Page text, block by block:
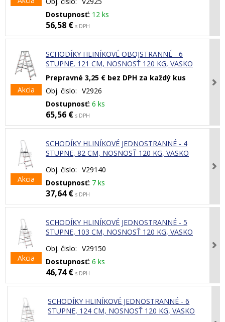
Dostupnosť: 12 ks
56,58 € s DPH
Akcia
SCHODÍKY HLINÍKOVÉ OBOJSTRANNÉ - 6
STUPNE, 121 CM, NOSNOSŤ 120 KG, VASKO
Prepravné 3,25 € bez DPH za každý kus
Obj. čislo: V2926
Dostupnosť: 6 ks
65,56 € s DPH
Akcia
SCHODÍKY HLINÍKOVÉ JEDNOSTRANNÉ - 4
STUPNE, 82 CM, NOSNOSŤ 120 KG, VASKO
Obj. čislo: V29140
Dostupnosť: 7 ks
37,64 € s DPH
Akcia
SCHODÍKY HLINÍKOVÉ JEDNOSTRANNÉ - 5
STUPNE, 103 CM, NOSNOSŤ 120 KG, VASKO
Obj. čislo: V29150
Dostupnosť: 6 ks
46,74 € s DPH
SCHODÍKY HLINÍKOVÉ JEDNOSTRANNÉ - 6
STUPNE, 124 CM, NOSNOSŤ 120 KG, VASKO